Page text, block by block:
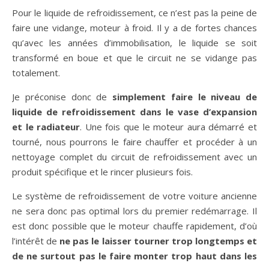
Pour le liquide de refroidissement, ce n’est pas la peine de
faire une vidange, moteur à froid. Il y a de fortes chances
qu’avec les années d’immobilisation, le liquide se soit
transformé en boue et que le circuit ne se vidange pas
totalement.
Je préconise donc de simplement faire le niveau de
liquide de refroidissement dans le vase d’expansion
et le radiateur. Une fois que le moteur aura démarré et
tourné, nous pourrons le faire chauffer et procéder à un
nettoyage complet du circuit de refroidissement avec un
produit spécifique et le rincer plusieurs fois.
Le système de refroidissement de votre voiture ancienne
ne sera donc pas optimal lors du premier redémarrage. Il
est donc possible que le moteur chauffe rapidement, d’où
l’intérêt de ne pas le laisser tourner trop longtemps et
de ne surtout pas le faire monter trop haut dans les